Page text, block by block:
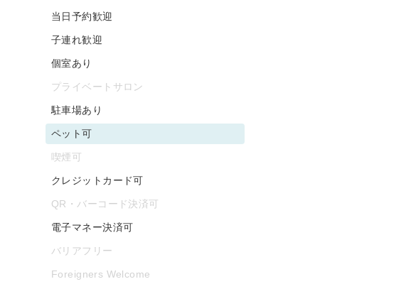
当日予約歓迎
子連れ歓迎
個室あり
プライベートサロン
駐車場あり
ペット可
喫煙可
クレジットカード可
QR・バーコード決済可
電子マネー決済可
バリアフリー
Foreigners Welcome